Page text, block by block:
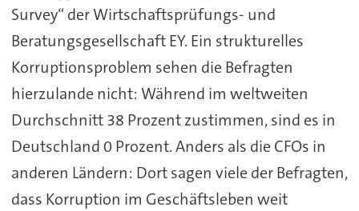
Survey“ der Wirtschaftsprüfungs- und
Beratungsgesellschaft EY. Ein strukturelles
Korruptionsproblem sehen die Befragten
hierzulande nicht: Während im weltweiten
Durchschnitt 38 Prozent zustimmen, sind es in
Deutschland 0 Prozent. Anders als die CFOs in
anderen Ländern: Dort sagen viele der Befragten,
dass Korruption im Geschäftsleben weit